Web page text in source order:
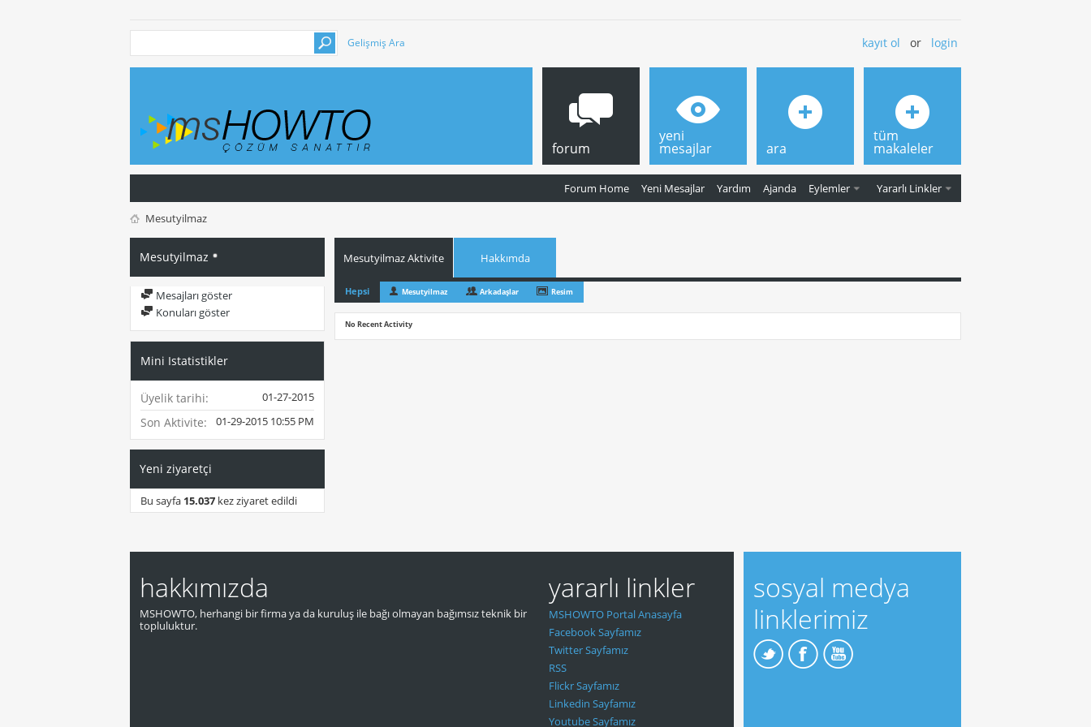
Gelişmiş Ara kayıt ol or login
forum
Forum Home Yeni Mesajlar Yardım Ajanda Eylemler Yararlı Linkler
yeni
mesajlar ara
tüm
makaleler
Mesutyilmaz
Mesutyilmaz
Mesajları göster
Konuları göster
Mini Istatistikler
Üyelik tarihi 01-27-2015
Son Aktivite 01-29-2015 10:55 PM
Yeni ziyaretçi
Bu sayfa 15.037 kez ziyaret edildi
Mesutyilmaz Aktivite Hakkımda
Hepsi Mesutyilmaz Arkadaşlar Resim
No Recent Activity
hakkımızda
MSHOWTO, herhangi bir firma ya da kuruluş ile bağı olmayan bağımsız teknik bir
topluluktur.
yararlı linkler
MSHOWTO Portal Anasayfa
Facebook Sayfamız
Twitter Sayfamız
RSS
Flickr Sayfamız
Linkedin Sayfamız
Youtube Sayfamız
sosyal medya
linklerimiz